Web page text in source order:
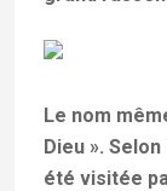
Le nom
Dieu ».
été visitée